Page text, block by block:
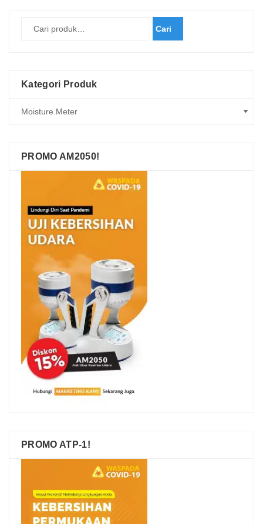
Cari
Kategori Produk
PROMO AM2050!
PROMO ATP-1!